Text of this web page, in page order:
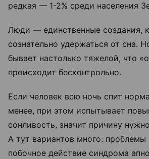
редкая — 1-2% среди населения
Люди — единственные создания,
сознательно удержаться от сна.
бывает настолько тяжелой, что
происходит бесконтрольно.
Если человек всю ночь спит
менее, при этом испытывает
сонливость, значит причину
А тут вариантов много: проблемы
побочное действие синдрома